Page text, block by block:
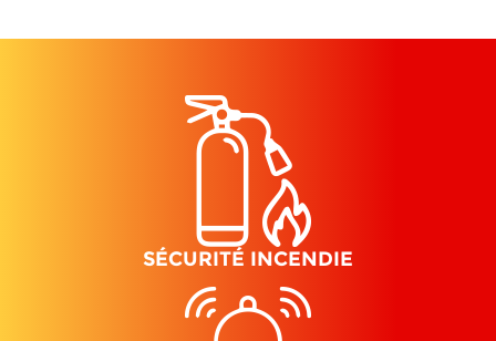
SÉCURITÉ INCENDIE